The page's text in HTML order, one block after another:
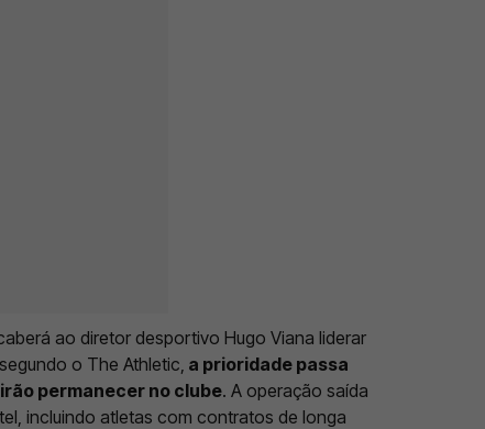
ao diretor desportivo Hugo Viana liderar
o The Athletic, a prioridade passa
permanecer no clube. A operação saída
incluindo atletas com contratos de longa